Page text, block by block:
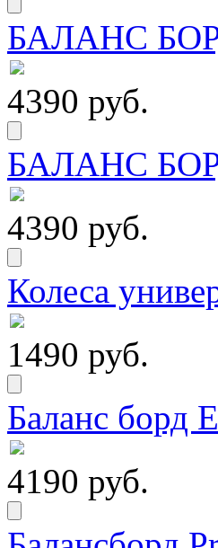
БАЛАНС
4390 руб.
БАЛАНС
4390 руб.
Колеса
1490 руб.
Баланс борд
4190 руб.